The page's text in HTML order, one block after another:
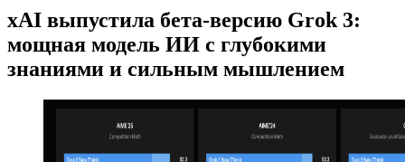
xAI выпустила бета-версию Grok 3:
мощная модель ИИ с глубокими
знаниями и сильным мышлением